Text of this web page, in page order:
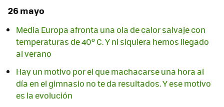
26 mayo
Media Europa afronta una ola de calor salvaje con
temperaturas de 40º C. Y ni siquiera hemos llegado
al verano
Hay un motivo por el que machacarse una hora al
día en el gimnasio no te da resultados. Y ese motivo
es la evolución